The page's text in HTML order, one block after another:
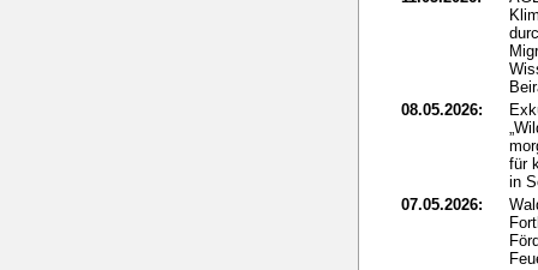
08.05.2026:
für
in
07.05.2026: